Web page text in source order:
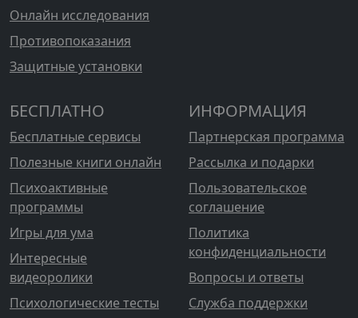
Онлайн исследования
Противопоказания
Защитные установки
БЕСПЛАТНО
Бесплатные сервисы
Полезные книги онлайн
Психоактивные
программы
Игры для ума
Интересные
видеоролики
Психологические тесты
ИНФОРМАЦИЯ
Партнерская программа
Рассылка и подарки
Пользовательское
соглашение
Политика
конфиденциальности
Вопросы и ответы
Служба поддержки